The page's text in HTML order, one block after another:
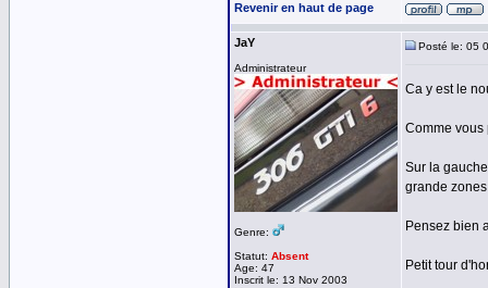
Revenir en haut de page
JaY
Administrateur
Genre:
Statut: Absent
Age: 47
Inscrit le: 13 Nov 2003
Posté le: 05
Ca y est le
Comme vous
Sur la
grande
Pensez bien
Petit tour